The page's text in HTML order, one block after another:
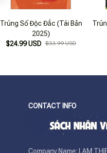
Trúng Số Độc Đắc (Tái Bản
2025)
$24.99 USD $33.99 USD
CONTACT INFO
Company Name: LAM